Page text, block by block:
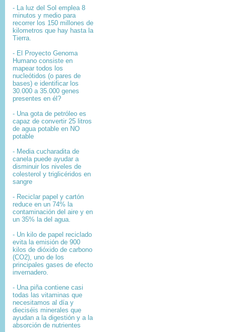
- La luz del Sol emplea 8
minutos y medio para
recorrer los 150 millones de
kilometros que hay hasta la
Tierra.
- El
Proyecto Genoma
Humano consiste en
mapear todos los
nucleótidos (o pares de
bases) e identificar los
30.000 a 35.000 genes
presentes en él?
- Una gota de petróleo es
capaz de convertir 25 litros
de agua potable en NO
potable
- Media cucharadita de
canela puede ayudar a
disminuir los niveles de
colesterol y triglicéridos en
sangre
- Reciclar papel y cartón
reduce en un 74% la
contaminación del aire y en
un 35% la del agua.
- Un kilo de papel reciclado
evita la emisión de 900
kilos de dióxido de carbono
(CO2), uno de los
principales gases de efecto
invernadero.
- Una piña contiene casi
todas las vitaminas que
necesitamos al día y
dieciséis minerales que
ayudan a la digestión y a la
absorción de nutrientes